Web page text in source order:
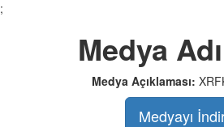
;
Medya
Medya Açıklaması:
Medyayı